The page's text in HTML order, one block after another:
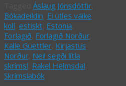
Áslaug Jónsdóttir
Bókadeildin Ei ütles väike
koll estiskt Estonia
Forlagið Forlagið Norður
Kalle Güettler Kirjastus
Norður Nei! segði lítla
skrímsl Rakel Helmsdal
Skrímslabók